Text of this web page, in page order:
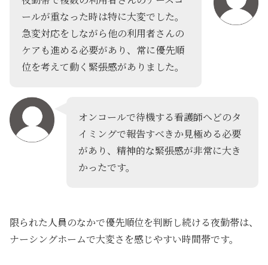
ールが重なった時は特に大変でした。
急変対応をしながら他の利用者さんの
ケアも進める必要があり、常に優先順
位を考えて動く緊張感がありました。
オンコールで待機する看護師へどのタ
イミングで報告すべきか見極める必要
があり、精神的な緊張感が非常に大き
かったです。
限られた人員のなかで優先順位を判断し続ける夜勤帯は、
ナーシングホームで大変さを感じやすい時間帯です。